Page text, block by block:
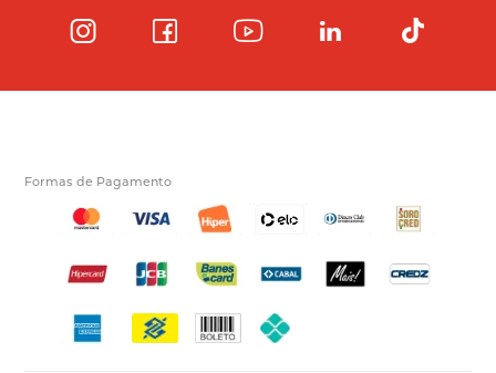
Formas de Pagamento